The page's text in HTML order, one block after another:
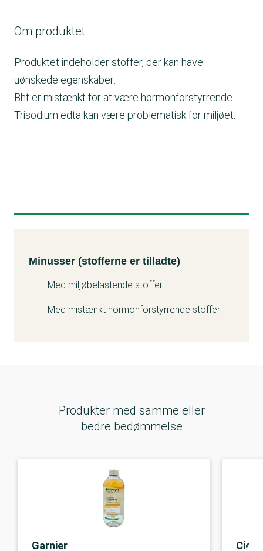
Om produktet
Produktet indeholder stoffer, der kan have
uønskede egenskaber:
Bht er mistænkt for at være hormonforstyrrende.
Trisodium edta kan være problematisk for miljøet.
Minusser (stofferne er tilladte)
Med miljøbelastende stoffer
Med mistænkt hormonforstyrrende stoffer
Produkter med samme eller
bedre bedømmelse
Garnier Cien